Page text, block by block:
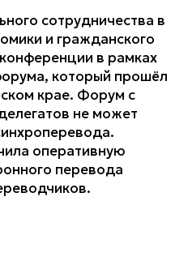
сотрудничества в
и гражданского
в рамках
который прошёл
крае. Форум с
не может
оперативную
перевода